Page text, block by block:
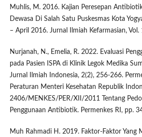
Muhlis, M. 2016. Kajian Peresepan
Dewasa Di Salah Satu Puskesmas Kota
– April 2016. Jurnal Ilmiah Kefarmasian,
Nurjanah, N., Emelia, R. 2022. Evaluasi
pada Pasien ISPA di Klinik Legok Medika
Jurnal Ilmiah Indonesia, 2(2), 256-266.
Peraturan Menteri Kesehatan Republik
2406/MENKES/PER/XII/2011 Tentang
Penggunaan Antibiotik. Permenkes RI, pp.
Muh Rahmadi H. 2019. Faktor-Faktor Yang